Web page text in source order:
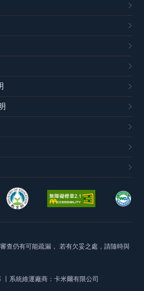
查仍有可能疏漏， 若有欠妥之處，請隨時與
丨系統維運廠商：卡米爾有限公司